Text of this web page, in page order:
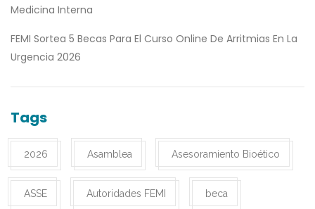
Medicina Interna
FEMI Sortea 5 Becas Para El Curso Online De Arritmias En La
Urgencia 2026
Tags
2026 Asamblea Asesoramiento Bioético
ASSE Autoridades FEMI beca